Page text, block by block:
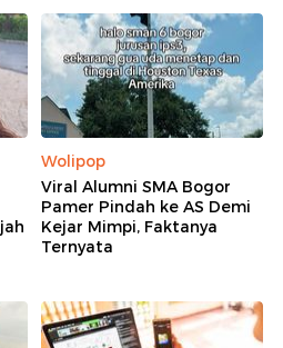
Wolipop
Viral Alumni SMA Bogor
Pamer Pindah ke AS Demi
Kejar Mimpi, Faktanya
Ternyata